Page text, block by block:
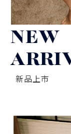
NEW
新品上市